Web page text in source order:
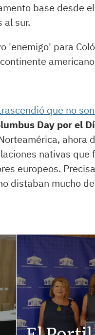
base desde
al sur.
'enemigo' para
que no
Day por el
ahora
nativas que
europeos.
distaban mucho